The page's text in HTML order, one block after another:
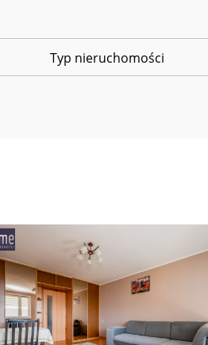
Typ nieruchomości